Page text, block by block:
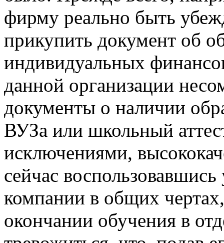
фирму реально быть
прикупить документ об
индивидуальных
данной организации
документы о наличии
ВУЗа или школьный
исключениями,
сейчас
компании в общих
окончании обучения в